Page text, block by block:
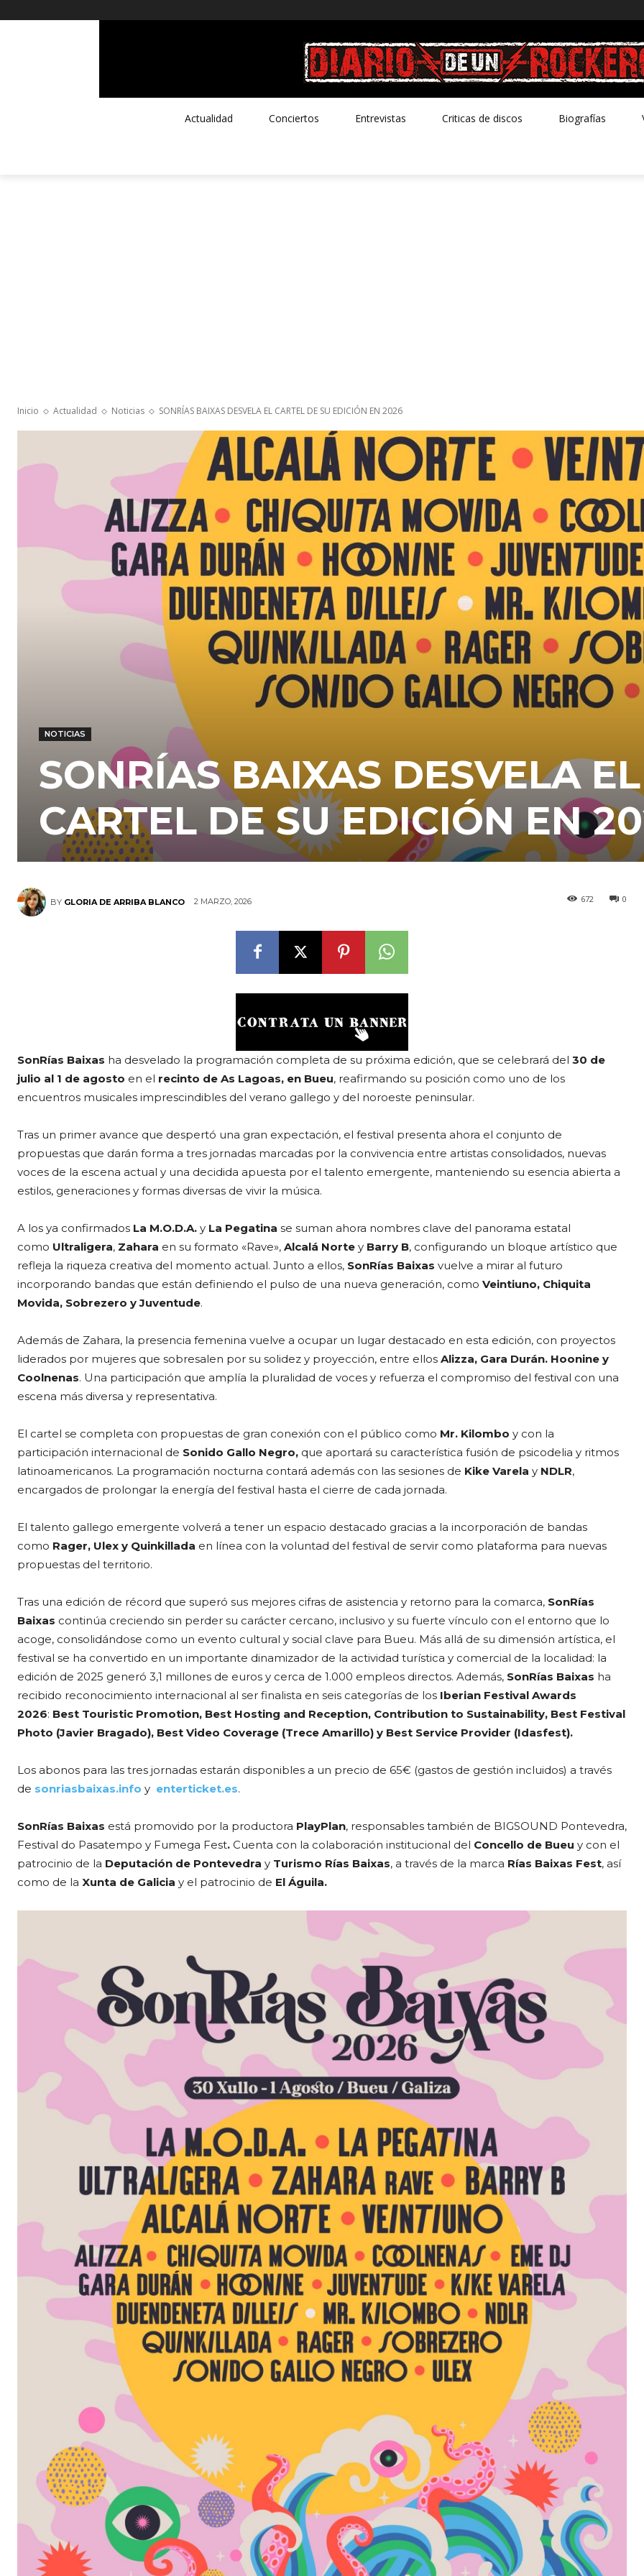
Actualidad Conciertos Entrevistas Criticas de discos Biografías
Inicio Actualidad Noticias SONRÍAS BAIXAS DESVELA EL CARTEL DE SU EDICIÓN EN 2026
NOTICIAS
SONRÍAS BAIXAS DESVELA EL
CARTEL DE SU EDICIÓN EN
BY GLORIA DE ARRIBA BLANCO 2 MARZO, 2026 0
672
SonRías Baixas ha desvelado la programación completa de su próxima edición, que se celebrará del 30 de
julio al 1 de agosto en el recinto de As Lagoas, en Bueu, reafirmando su posición como uno de los
encuentros musicales imprescindibles del verano gallego y del noroeste peninsular.
Tras un primer avance que despertó una gran expectación, el festival presenta ahora el conjunto de
propuestas que darán forma a tres jornadas marcadas por la convivencia entre artistas consolidados, nuevas
voces de la escena actual y una decidida apuesta por el talento emergente, manteniendo su esencia abierta a
estilos, generaciones y formas diversas de vivir la música.
A los ya confirmados La M.O.D.A. y La Pegatina se suman ahora nombres clave del panorama estatal
como Ultraligera, Zahara en su formato «Rave», Alcalá Norte y Barry B, configurando un bloque artístico que
refleja la riqueza creativa del momento actual. Junto a ellos, SonRías Baixas vuelve a mirar al futuro
incorporando bandas que están definiendo el pulso de una nueva generación, como Veintiuno, Chiquita
Movida, Sobrezero y Juventude.
Además de Zahara, la presencia femenina vuelve a ocupar un lugar destacado en esta edición, con proyectos
liderados por mujeres que sobresalen por su solidez y proyección, entre ellos Alizza, Gara Durán. Hoonine y
Coolnenas. Una participación que amplía la pluralidad de voces y refuerza el compromiso del festival con una
escena más diversa y representativa.
El cartel se completa con propuestas de gran conexión con el público como Mr. Kilombo y con la
participación internacional de Sonido Gallo Negro, que aportará su característica fusión de psicodelia y ritmos
latinoamericanos. La programación nocturna contará además con las sesiones de Kike Varela y NDLR,
encargados de prolongar la energía del festival hasta el cierre de cada jornada.
El talento gallego emergente volverá a tener un espacio destacado gracias a la incorporación de bandas
como Rager, Ulex y Quinkillada en línea con la voluntad del festival de servir como plataforma para nuevas
propuestas del territorio.
Tras una edición de récord que superó sus mejores cifras de asistencia y retorno para la comarca, SonRías
Baixas continúa creciendo sin perder su carácter cercano, inclusivo y su fuerte vínculo con el entorno que lo
acoge, consolidándose como un evento cultural y social clave para Bueu. Más allá de su dimensión artística, el
festival se ha convertido en un importante dinamizador de la actividad turística y comercial de la localidad: la
edición de 2025 generó 3,1 millones de euros y cerca de 1.000 empleos directos. Además, SonRías Baixas ha
recibido reconocimiento internacional al ser finalista en seis categorías de los Iberian Festival Awards
2026: Best Touristic Promotion, Best Hosting and Reception, Contribution to Sustainability, Best Festival
Photo (Javier Bragado), Best Video Coverage (Trece Amarillo) y Best Service Provider (Idasfest).
Los abonos para las tres jornadas estarán disponibles a un precio de 65€ (gastos de gestión incluidos) a través
de sonriasbaixas.info y enterticket.es.
SonRías Baixas está promovido por la productora PlayPlan, responsables también de BIGSOUND Pontevedra,
Festival do Pasatempo y Fumega Fest. Cuenta con la colaboración institucional del Concello de Bueu y con el
patrocinio de la Deputación de Pontevedra y Turismo Rías Baixas, a través de la marca Rías Baixas Fest, así
como de la Xunta de Galicia y el patrocinio de El Águila.